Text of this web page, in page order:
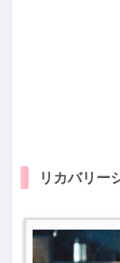
リカバリー